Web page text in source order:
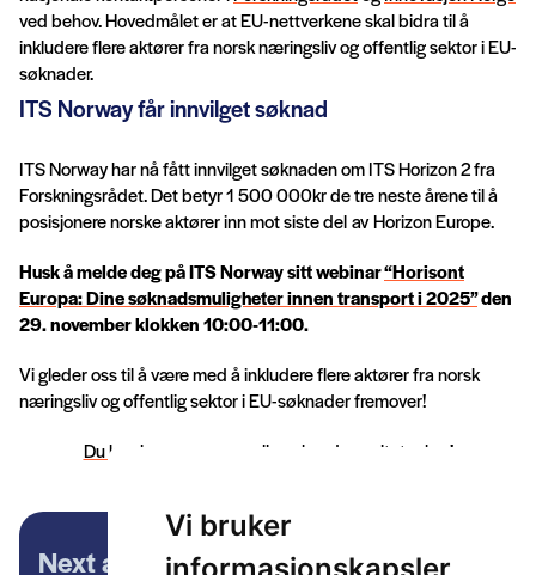
Vi bruker
ved behov. Hovedmålet er at EU-nettverkene skal bidra til å
inkludere flere aktører fra norsk næringsliv og offentlig sektor i EU-
søknader.
ITS Norway får innvilget søknad
ITS Norway har nå fått innvilget søknaden om ITS Horizon 2 fra
Forskningsrådet. Det betyr 1 500 000kr de tre neste årene til å
posisjonere norske aktører inn mot siste del av Horizon Europe.
Husk å melde deg på ITS Norway sitt webinar“Horisont
Europa: Dine søknadsmuligheter innen transport i 2025”den
29. november klokken 10:00-11:00.
Vi gleder oss til å være med å inkludere flere aktører fra norsk
næringsliv og offentlig sektor i EU-søknader fremover!
Du kan lese mer og se alle søknadsresultater her!
Next article